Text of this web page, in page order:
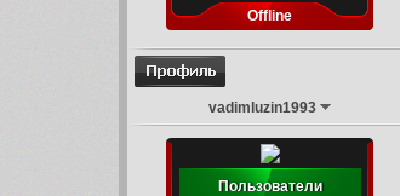
Offline
vadimluzin1993
Пользователи